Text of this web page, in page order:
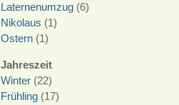
Laternenumzug (6)
Nikolaus (1)
Ostern (1)
Jahreszeit
Winter (22)
Frühling (17)